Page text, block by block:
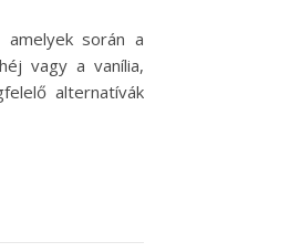
amelyek során a
vagy a vanília,
alternatívák